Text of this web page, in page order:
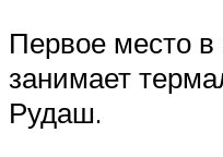
Первое место
занимает
Рудаш.